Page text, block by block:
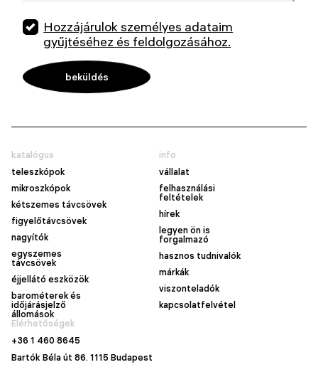
Hozzájárulok személyes adataim
gyűjtéséhez és feldolgozásához.
katalógus
teleszkópok
mikroszkópok
kétszemes távcsövek
figyelőtávcsövek
nagyítók
egyszemes
távcsövek
éjjellátó eszközök
barométerek és
időjárásjelző
állomások
info
vállalat
felhasználási
feltételek
hírek
legyen ön is
forgalmazó
hasznos tudnivalók
márkák
viszonteladók
kapcsolatfelvétel
Elérhetőségek
+36 1 460 8645
Bartók Béla út 86. 1115 Budapest